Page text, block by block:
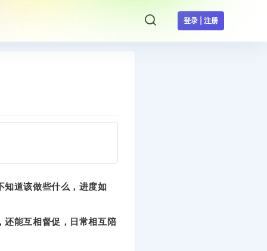
登录 | 注册
道该做些什么，进度如
还能互相督促，日常相互陪